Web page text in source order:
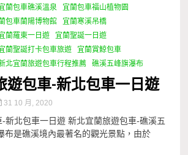
蘭包車礁溪溫泉
宜蘭包車福山植物園
包車蘭陽博物館
宜蘭寒溪吊橋
蘭羅東一日遊
宜蘭聖誕一日遊
蘭聖誕打卡包車旅遊
宜蘭賞鯨包車
北宜蘭旅遊包車行程推薦 礁溪五峰旗瀑布
遊包車-新北包車一日遊
31 10 月, 2020
新北包車一日遊 新北宜蘭旅遊包車-礁溪五
布是礁溪境內最著名的觀光景點，由於